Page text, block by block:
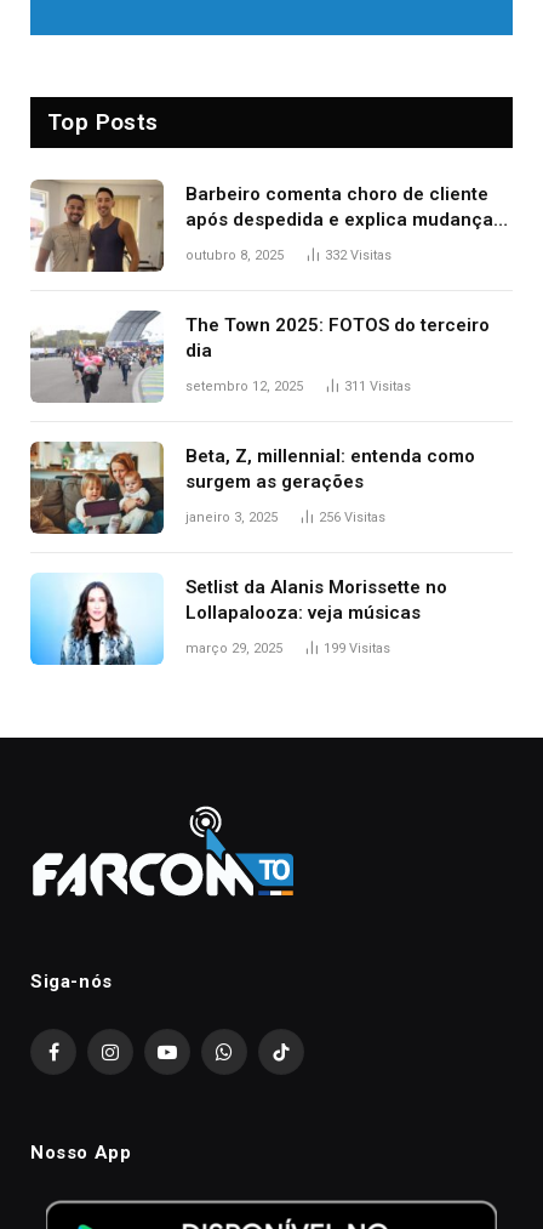
Top Posts
Barbeiro comenta choro de cliente
após despedida e explica mudança
para o TO: ‘Não esperava atingir
outubro 8, 2025 332Visitas
The Town 2025: FOTOS do terceiro
dia
setembro 12, 2025 311 Visitas
Beta, Z, millennial: entenda como
surgem as gerações
janeiro 3, 2025 256 Visitas
Setlist da Alanis Morissette no
Lollapalooza: veja músicas
março 29, 2025 199 Visitas
Siga-nós
FacebookInstagramYouTubeWhatsAppTikTok
Nosso App